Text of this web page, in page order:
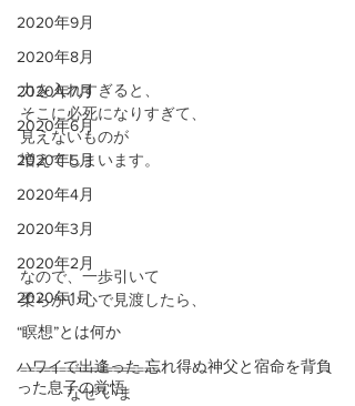
2020年9月
2020年8月
2020年7月
2020年6月
2020年5月
2020年4月
2020年3月
2020年2月
2020年1月
“瞑想”とは何か
ハワイで出逢った 忘れ得ぬ神父と宿命を背負
った息子の覚悟
力を入れすぎると、
そこに必死になりすぎて、
見えないものが
増えてしまいます。
なので、一歩引いて
柔らかい心で見渡したら、
==================
なぜ いま